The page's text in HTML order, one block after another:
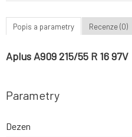
Popis a parametry Recenze (0)
Aplus A909 215/55 R 16 97V
Parametry
Dezen